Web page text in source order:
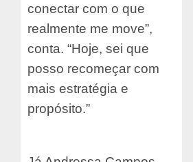
conectar com o que
realmente me move”,
conta. “Hoje, sei que
posso recomeçar com
mais estratégia e
propósito.”